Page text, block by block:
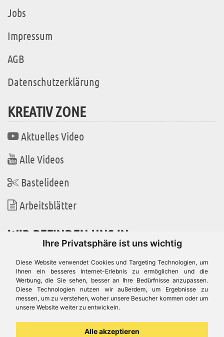
Ihre Privatsphäre ist uns wichtig
Diese Website verwendet Cookies und Targeting Technologien, um
Ihnen ein besseres Internet-Erlebnis zu ermöglichen und die
Werbung, die Sie sehen, besser an Ihre Bedürfnisse anzupassen.
Diese Technologien nutzen wir außerdem, um Ergebnisse zu
messen, um zu verstehen, woher unsere Besucher kommen oder um
unsere Website weiter zu entwickeln.
Alle akzeptieren
Jobs
Impressum
AGB
Datenschutzerklärung
KREATIV ZONE
Aktuelles Video
Alle Videos
Bastelideen
Arbeitsblätter
WIR BEFINDEN UNS IN
Es gibt uns auch in